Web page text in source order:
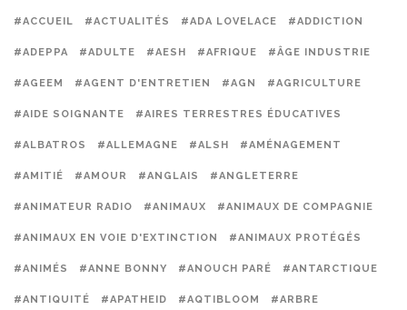
#ACCUEIL #ACTUALITÉS #ADA LOVELACE #ADDICTION
#ADEPPA #ADULTE #AESH #AFRIQUE #ÂGE INDUSTRIE
#AGEEM #AGENT D'ENTRETIEN #AGN #AGRICULTURE
#AIDE SOIGNANTE #AIRES TERRESTRES ÉDUCATIVES
#ALBATROS #ALLEMAGNE #ALSH #AMÉNAGEMENT
#AMITIÉ #AMOUR #ANGLAIS #ANGLETERRE
#ANIMATEUR RADIO #ANIMAUX #ANIMAUX DE COMPAGNIE
#ANIMAUX EN VOIE D'EXTINCTION #ANIMAUX PROTÉGÉS
#ANIMÉS #ANNE BONNY #ANOUCH PARÉ #ANTARCTIQUE
#ANTIQUITÉ #APATHEID #AQTIBLOOM #ARBRE